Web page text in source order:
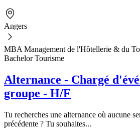
Angers
MBA Management de l'Hôtellerie & du
Bachelor Tourisme
Alternance - Chargé
groupe - H/F
Tu recherches une alternance où aucune
précédente ? Tu souhaites...